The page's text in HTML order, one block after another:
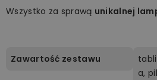
Wszystko za sprawą unikalnej
Zawartość zestawu
a,